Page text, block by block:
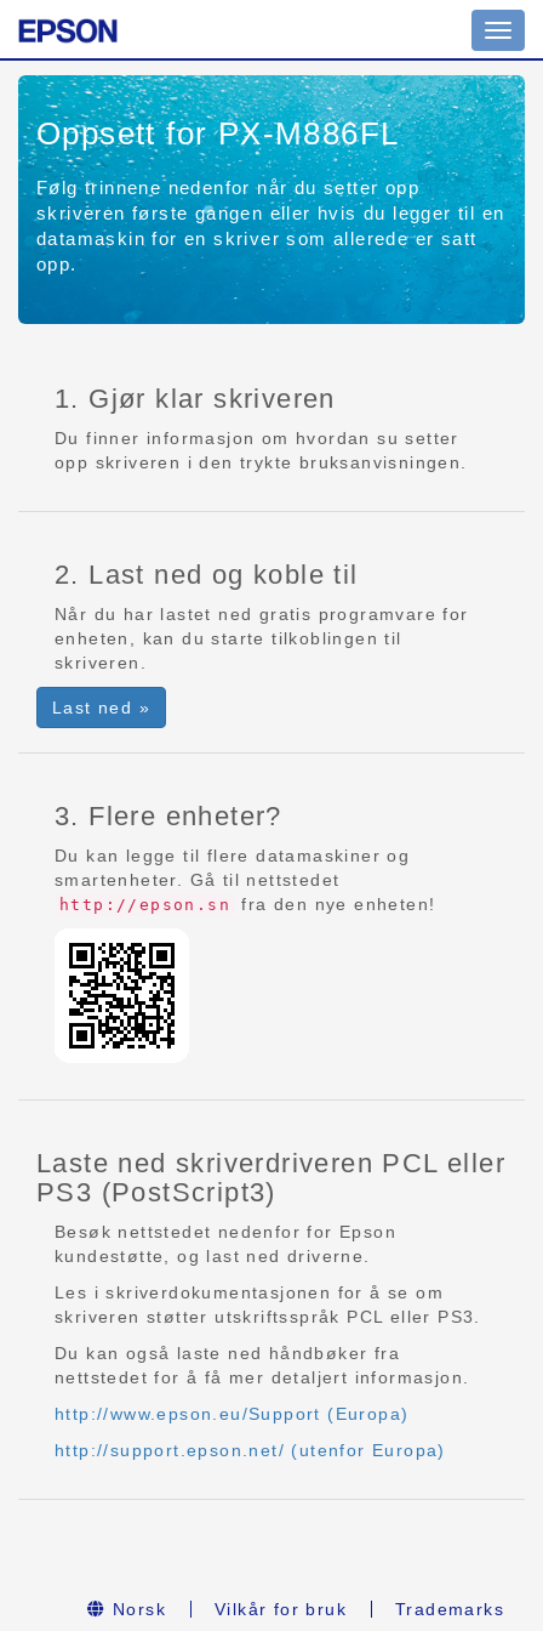
Oppsett for PX-M886FL
Følg trinnene nedenfor når du setter opp
skriveren første gangen eller hvis du legger til en
datamaskin for en skriver som allerede er satt
opp.
1. Gjør klar skriveren
Du finner informasjon om hvordan su setter
opp skriveren i den trykte bruksanvisningen.
2. Last ned og koble til
Når du har lastet ned gratis programvare for
enheten, kan du starte tilkoblingen til
skriveren.
Last ned »
3. Flere enheter?
Du kan legge til flere datamaskiner og
smartenheter. Gå til nettstedet
http://epson.sn fra den nye enheten!
Laste ned skriverdriveren PCL eller
PS3 (PostScript3)
Besøk nettstedet nedenfor for Epson
kundestøtte, og last ned driverne.
Les i skriverdokumentasjonen for å se om
skriveren støtter utskriftsspråk PCL eller PS3.
Du kan også laste ned håndbøker fra
nettstedet for å få mer detaljert informasjon.
http://www.epson.eu/Support (Europa)
http://support.epson.net/ (utenfor Europa)
Norsk Vilkår for bruk Trademarks